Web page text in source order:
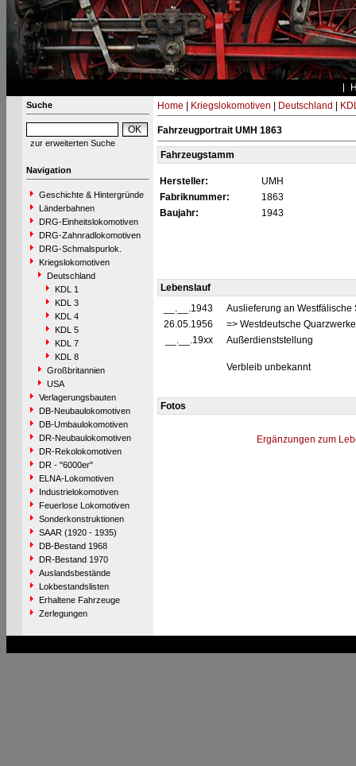
Suche
zur erweiterten Suche
Navigation
Geschichte & Hintergründe
Länderbahnen
DRG-Einheitslokomotiven
DRG-Zahnradlokomotiven
DRG-Schmalspurlok.
Kriegslokomotiven
Deutschland
KDL 1
KDL 3
KDL 4
KDL 5
KDL 7
KDL 8
Großbritannien
USA
Verlagerungsbauten
DB-Neubaulokomotiven
DB-Umbaulokomotiven
DR-Neubaulokomotiven
DR-Rekolokomotiven
DR - "6000er"
ELNA-Lokomotiven
Industrielokomotiven
Feuerlose Lokomotiven
Sonderkonstruktionen
SAAR (1920 - 1935)
DB-Bestand 1968
DR-Bestand 1970
Auslandsbestände
Lokbestandslisten
Erhaltene Fahrzeuge
Zerlegungen
Home Kriegslokomotiven Deutschland
Fahrzeugportrait UMH 1863
Fahrzeugstamm
Hersteller:
UMH
Fabriknummer:
1863
Baujahr:
1943
Lebenslauf
__.__.1943
Auslieferung an
26.05.1956
=> Westdeutsche
__.__.19xx
Außerdienststellung
Verbleib unbekannt
Fotos
Ergänzungen zum